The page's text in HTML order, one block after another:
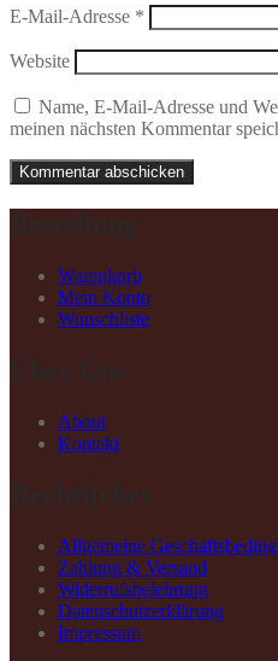
E-Mail-Adresse *
Website
Name, E-Mail-Adresse und
meinen nächsten Kommentar
Warenkorb
Mein Konto
Wunschliste
About
Kontakt
Allgemeine
Zahlung & Versand
Widerrufsbelehrung
Datenschutzerklärung
Impressum